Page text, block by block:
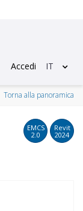
Accedi IT
Torna alla panoramica
EMCS
2.0
Revit
2024